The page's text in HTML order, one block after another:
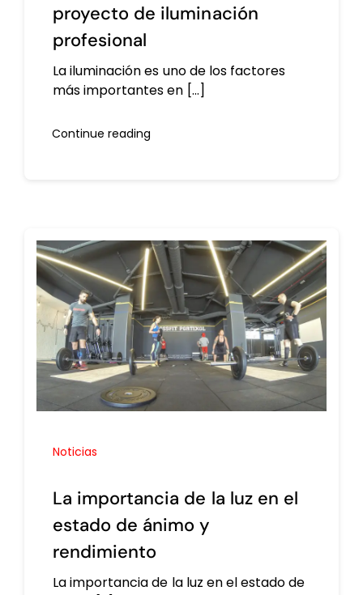
proyecto de iluminación
profesional
La iluminación es uno de los factores
más importantes en [...]
Continue reading
Noticias
La importancia de la luz en el
estado de ánimo y
rendimiento
La importancia de la luz en el estado de